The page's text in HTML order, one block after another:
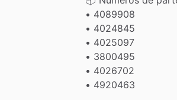
• 4089908
• 4024845
• 4025097
• 3800495
• 4026702
• 4920463